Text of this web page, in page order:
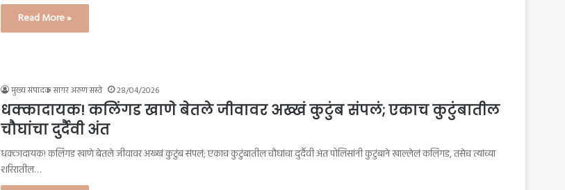
Read More »
मुख्य संपादक सागर अरुण सस्ते 28/04/2026
धक्कादायक! कलिंगड खाणे बेतले जीवावर अख्खं कुटुंब संपलं; एकाच कुटुंबातील
चौघांचा दुर्दैवी अंत
धक्कादायक! कलिंगड खाणे बेतले जीवावर अख्खं कुटुंब संपलं; एकाच कुटुंबातील चौघांचा दुर्दैवी अंत पोलिसांनी कुटुंबाने खाल्लेलं कलिंगड, तसेच त्यांच्या
शरिरातील…